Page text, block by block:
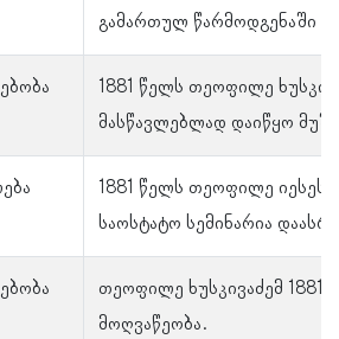
გამართულ წარმოდგენაში
1881 წელს თეოფილე
მასწავლებლად დაიწყო
1881 წელს თეოფილე იესეს
საოსტატო სემინარია
თეოფილე ხუსკივაძემ 1881
მოღვაწეობა.